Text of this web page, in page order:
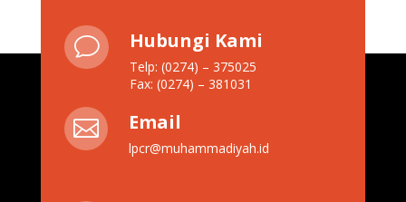
v Hubungi Kami
Telp: (0274) – 375025
Fax: (0274) – 381031
 Email
lpcr@muhammadiyah.id